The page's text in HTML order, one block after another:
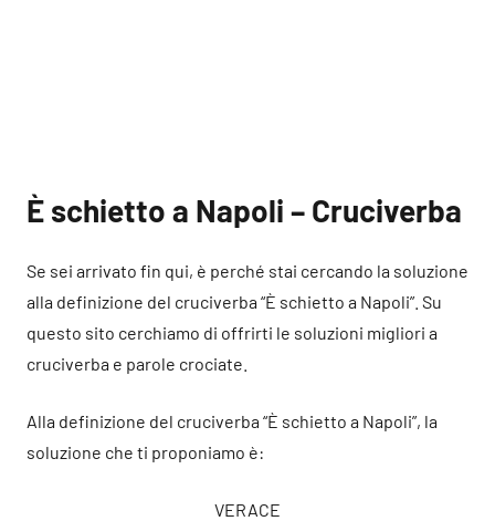
È schietto a Napoli – Cruciverba
Se sei arrivato fin qui, è perché stai cercando la soluzione
alla definizione del cruciverba “È schietto a Napoli”. Su
questo sito cerchiamo di offrirti le soluzioni migliori a
cruciverba e parole crociate.
Alla definizione del cruciverba “È schietto a Napoli”, la
soluzione che ti proponiamo è:
VERACE